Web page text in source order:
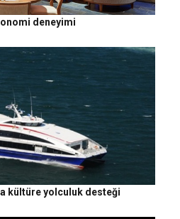
deneyimi
kültüre yolculuk desteği